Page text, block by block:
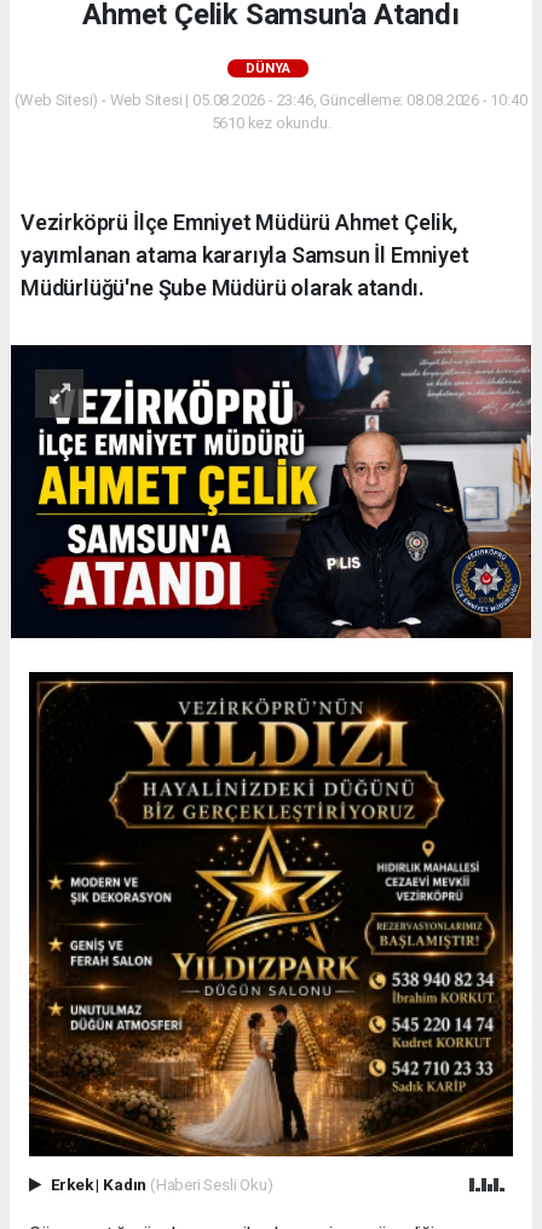
Ahmet Çelik Samsun'a Atandı
DÜNYA
(Web Sitesi) - Web Sitesi | 05.08.2026 - 23:46, Güncelleme: 08.08.2026 - 10:40
5610 kez okundu.
Vezirköprü İlçe Emniyet Müdürü Ahmet Çelik,
yayımlanan atama kararıyla Samsun İl Emniyet
Müdürlüğü'ne Şube Müdürü olarak atandı.
Erkek| Kadın (Haberi Sesli Oku)